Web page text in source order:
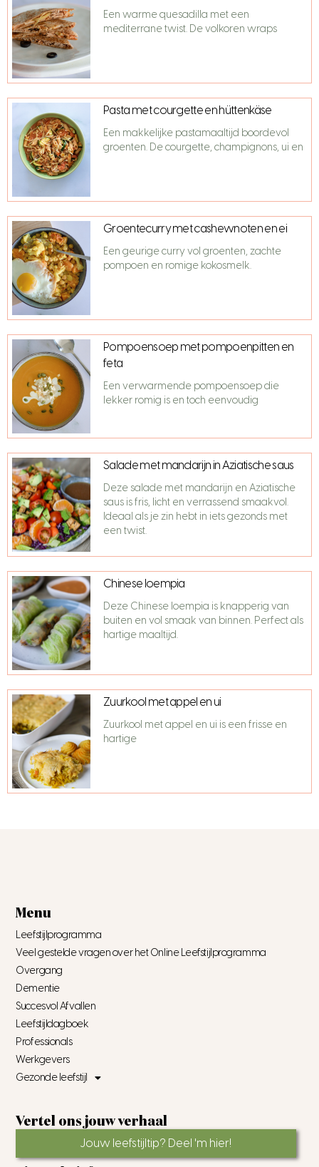
Een warme quesadilla met een
mediterrane twist. De volkoren wraps
Pasta met courgette en hüttenkäse
Een makkelijke pastamaaltijd boordevol
groenten. De courgette, champignons, ui en
Groentecurry met cashewnoten en ei
Een geurige curry vol groenten, zachte
pompoen en romige kokosmelk.
Pompoensoep met pompoenpitten en
feta
Een verwarmende pompoensoep die
lekker romig is en toch eenvoudig
Salade met mandarijn in Aziatische saus
Deze salade met mandarijn en Aziatische
saus is fris, licht en verrassend smaakvol.
Ideaal als je zin hebt in iets gezonds met
een twist.
Chinese loempia
Deze Chinese loempia is knapperig van
buiten en vol smaak van binnen. Perfect als
hartige maaltijd.
Zuurkool met appel en ui
Zuurkool met appel en ui is een frisse en
hartige
Menu
Leefstijlprogramma
Veel gestelde vragen over het Online Leefstijlprogramma
Overgang
Dementie
Succesvol Afvallen
Leefstijldagboek
Professionals
Werkgevers
Gezonde leefstijl
Vertel ons jouw verhaal
Jouw leefstijltip? Deel 'm hier!